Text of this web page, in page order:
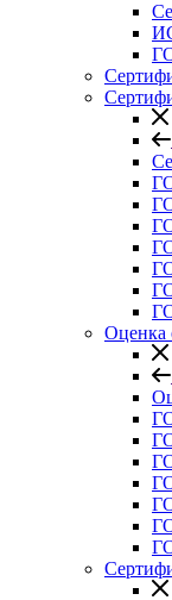
Оценка